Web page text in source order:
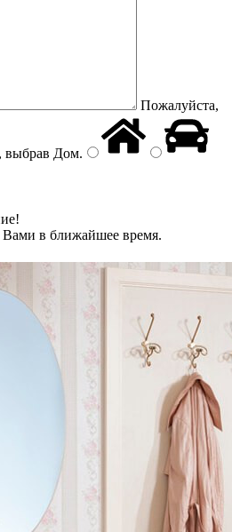
Пожалуйста,
выбрав Дом.
в ближайшее время.